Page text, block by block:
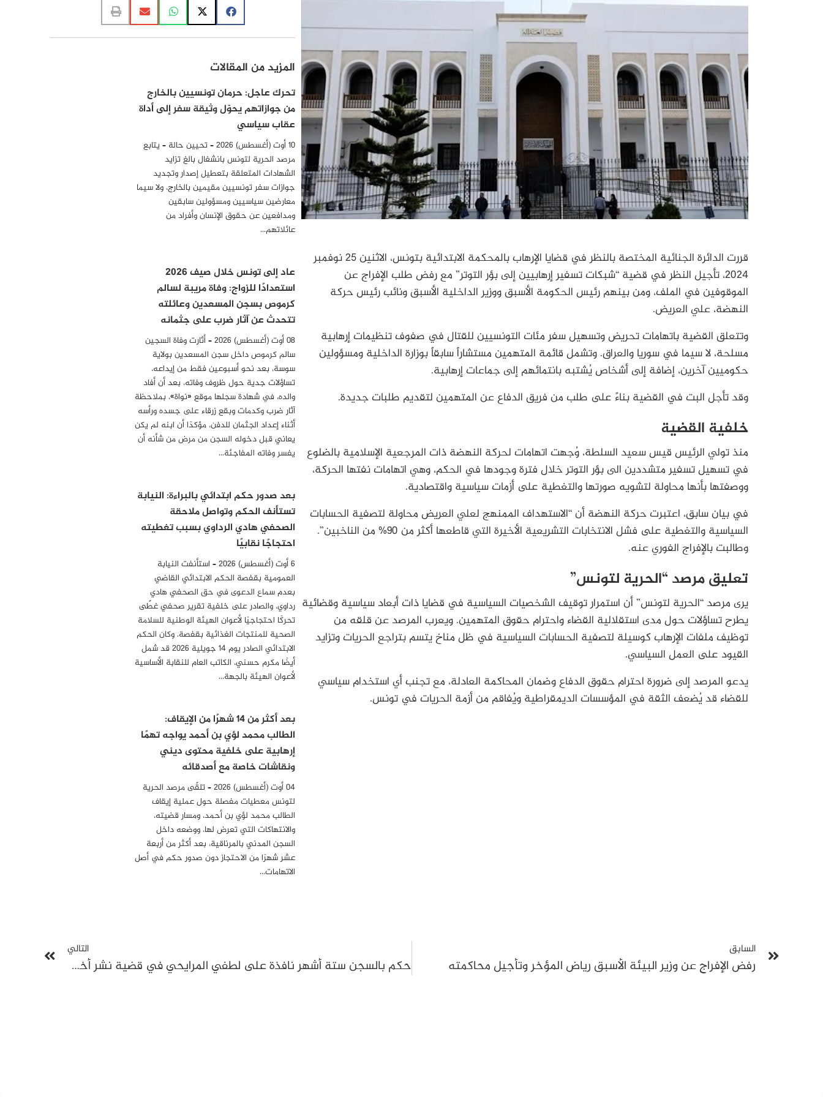
قررت الدائرة الجنائية المختصة بالنظر في قضايا الإرهاب بالمحكمة الابتدائية بتونس، الاثنين 25 نوفمبر
2024، تأجيل النظر في قضية “شبكات تسفير إرهابيين إلى بؤر التوتر” مع رفض طلب الإفراج عن
الموقوفين في الملف، ومن بينهم رئيس الحكومة الأسبق ووزير الداخلية الأسبق ونائب رئيس حركة
النهضة، علي العريض.
وتتعلق القضية باتهامات تحريض وتسهيل سفر مئات التونسيين للقتال في صفوف تنظيمات إرهابية
مسلحة، لا سيما في سوريا والعراق. وتشمل قائمة المتهمين مستشاراً سابقاً بوزارة الداخلية ومسؤولين
حكوميين آخرين، إضافة إلى أشخاص يُشتبه بانتمائهم إلى جماعات إرهابية.
وقد تأجل البت في القضية بناءً على طلب من فريق الدفاع عن المتهمين لتقديم طلبات جديدة.
خلفية القضية
منذ تولي الرئيس قيس سعيد السلطة، وُجهت اتهامات لحركة النهضة ذات المرجعية الإسلامية بالضلوع
في تسهيل تسفير متشددين الى بؤر التوتر خلال فترة وجودها في الحكم، وهي اتهامات نفتها الحركة،
ووصفتها بأنها محاولة لتشويه صورتها والتغطية على أزمات سياسية واقتصادية.
في بيان سابق، اعتبرت حركة النهضة أن “الاستهداف الممنهج لعلي العريض محاولة لتصفية الحسابات
السياسية والتغطية على فشل الانتخابات التشريعية الأخيرة التي قاطعها أكثر من 90% من الناخبين”.
وطالبت بالإفراج الفوري عنه.
تعليق مرصد “الحرية لتونس”
يرى مرصد “الحرية لتونس” أن استمرار توقيف الشخصيات السياسية في قضايا ذات أبعاد سياسية وقضائية
يطرح تساؤلات حول مدى استقلالية القضاء واحترام حقوق المتهمين. ويعرب المرصد عن قلقه من
توظيف ملفات الإرهاب كوسيلة لتصفية الحسابات السياسية في ظل مناخ يتسم بتراجع الحريات وتزايد
القيود على العمل السياسي.
يدعو المرصد إلى ضرورة احترام حقوق الدفاع وضمان المحاكمة العادلة، مع تجنب أي استخدام سياسي
للقضاء قد يُضعف الثقة في المؤسسات الديمقراطية ويُفاقم من أزمة الحريات في تونس.
المزيد من المقالات
تحرك عاجل: حرمان تونسيين بالخارج
من جوازاتهم يحوّل وثيقة سفر إلى أداة
عقاب سياسي
10 أوت (أغسطس) 2026 – تحيين حالة – يتابع
مرصد الحرية لتونس بانشغال بالغ تزايد
الشهادات المتعلقة بتعطيل إصدار وتجديد
جوازات سفر تونسيين مقيمين بالخارج، ولا سيما
معارضين سياسيين ومسؤولين سابقين
ومدافعين عن حقوق الإنسان وأفراد من
عائلاتهم…
عاد إلى تونس خلال صيف 2026
استعدادًا للزواج: وفاة مريبة لسالم
كرموص بسجن المسعدين وعائلته
تتحدث عن آثار ضرب على جثمانه
08 أوت (أغسطس) 2026 – أثارت وفاة السجين
سالم كرموص داخل سجن المسعدين بولاية
سوسة، بعد نحو أسبوعين فقط من إيداعه،
تساؤلات جدية حول ظروف وفاته، بعد أن أفاد
والده، في شهادة سجلها موقع «نواة»، بملاحظة
آثار ضرب وكدمات وبقع زرقاء على جسده ورأسه
أثناء إعداد الجثمان للدفن، مؤكدًا أن ابنه لم يكن
يعاني قبل دخوله السجن من مرض من شأنه أن
يفسر وفاته المفاجئة…
بعد صدور حكم ابتدائي بالبراءة: النيابة
تستأنف الحكم وتواصل ملاحقة
الصحفي هادي الرداوي بسبب تغطيته
احتجاجًا نقابيًا
6 أوت (أغسطس) 2026 – استأنفت النيابة
العمومية بقفصة الحكم الابتدائي القاضي
بعدم سماع الدعوى في حق الصحفي هادي
رداوي، والصادر على خلفية تقرير صحفي غطّى
تحركًا احتجاجيًا لأعوان الهيئة الوطنية للسلامة
الصحية للمنتجات الغذائية بقفصة. وكان الحكم
الابتدائي الصادر يوم 14 جويلية 2026 قد شمل
أيضًا مكرم حسني، الكاتب العام للنقابة الأساسية
لأعوان الهيئة بالجهة…
بعد أكثر من 14 شهرًا من الإيقاف:
الطالب محمد لؤي بن أحمد يواجه تهمًا
إرهابية على خلفية محتوى ديني
ونقاشات خاصة مع أصدقائه
04 أوت (أغسطس) 2026 – تلقّى مرصد الحرية
لتونس معطيات مفصلة حول عملية إيقاف
الطالب محمد لؤي بن أحمد، ومسار قضيته،
والانتهاكات التي تعرض لها، ووضعه داخل
السجن المدني بالمرناقية، بعد أكثر من أربعة
عشر شهرًا من الاحتجاز دون صدور حكم في أصل
الاتهامات…
السابق
رفض الإفراج عن وزير البيئة الأسبق رياض المؤخر وتأجيل محاكمته
التالي
حكم بالسجن ستة أشهر نافذة على لطفي المرايحي في قضية نشر أخبار كاذبة